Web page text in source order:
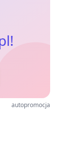
autopromocja